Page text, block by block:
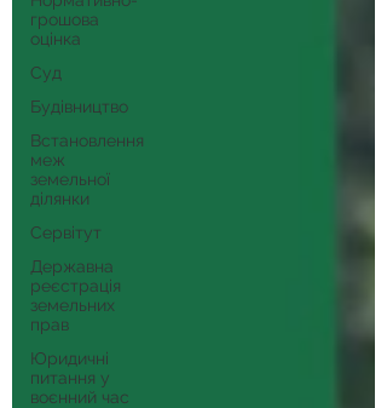
грошова
оцінка
Суд
Будівництво
Встановлення
меж
земельної
ділянки
Сервітут
Державна
реєстрація
земельних
прав
Юридичні
питання у
воєнний час